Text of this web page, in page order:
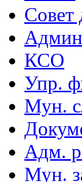
Совет
КСО
Упр.
Мун.
Адм.
Мун.